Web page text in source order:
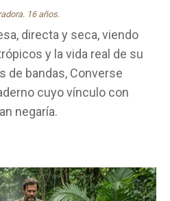
16 años.
directa y seca, viendo
y la vida real de su
de bandas, Converse
cuyo vínculo con
negaría.